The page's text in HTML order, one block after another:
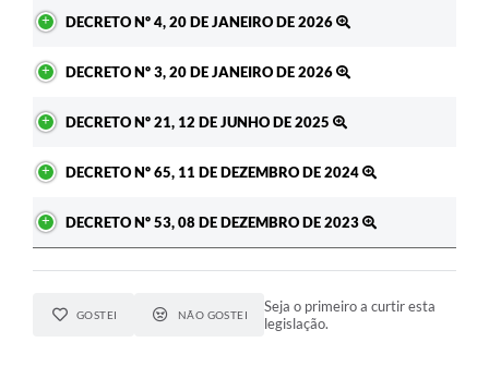
DECRETO Nº 4, 20 DE JANEIRO DE 2026
DECRETO Nº 3, 20 DE JANEIRO DE 2026
DECRETO Nº 21, 12 DE JUNHO DE 2025
DECRETO Nº 65, 11 DE DEZEMBRO DE 2024
DECRETO Nº 53, 08 DE DEZEMBRO DE 2023
GOSTEI NÃO GOSTEI
Seja o primeiro a curtir esta
legislação.